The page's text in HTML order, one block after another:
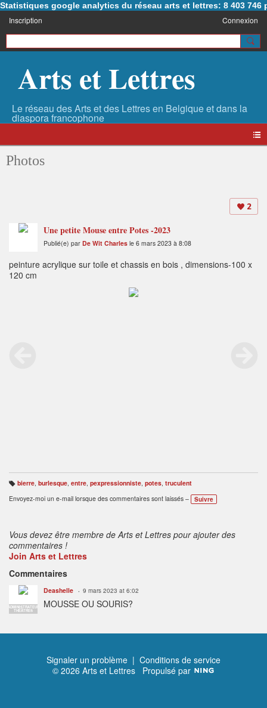
Statistiques google analytics du réseau arts et lettres: 8 403 746
Inscription Connexion
Arts et Lettres
Photos
2
Une petite Mouse entre Potes -2023
Publié(e) par De Wit Charles le 6 mars 2023 à 8:08
peinture acrylique sur toile et chassis en bois , dimensions-100 x
120 cm
B
ali
s
bierre, burlesque, entre, pexpressionniste, potes, truculent
Envoyez-moi un e-mail lorsque des commentaires sont laissés –
Suivre
Vous devez être membre de Arts et Lettres pour ajouter des
commentaires !
Join Arts et Lettres
Commentaires
ADMINISTRATEUR
THÉÂTRES
Deashelle 9 mars 2023 at 6:02
MOUSSE OU SOURIS?
Signaler un problème | Conditions de service
© 2026 Arts et Lettres Propulsé par